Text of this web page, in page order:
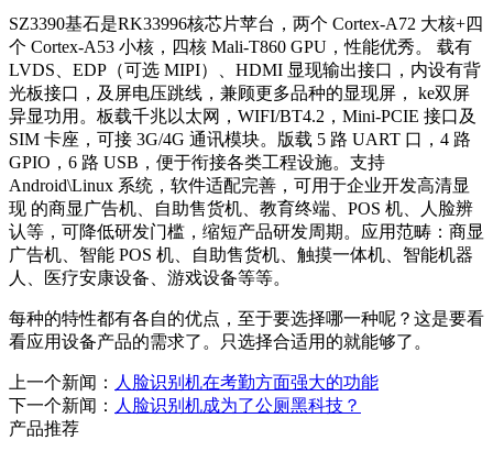
SZ3390基石是RK33996核芯片苹台，两个 Cortex-A72 大核+四
个 Cortex-A53 小核，四核 Mali-T860 GPU，性能优秀。 载有
LVDS、EDP（可选 MIPI）、HDMI 显现输出接口，内设有背
光板接口，及屏电压跳线，兼顾更多品种的显现屏， ke双屏
异显功用。板载千兆以太网，WIFI/BT4.2，Mini-PCIE 接口及
SIM 卡座，可接 3G/4G 通讯模块。版载 5 路 UART 口，4 路
GPIO，6 路 USB，便于衔接各类工程设施。支持
Android\Linux 系统，软件适配完善，可用于企业开发高清显
现 的商显广告机、自助售货机、教育终端、POS 机、人脸辨
认等，可降低研发门槛，缩短产品研发周期。应用范畴：商显
广告机、智能 POS 机、自助售货机、触摸一体机、智能机器
人、医疗安康设备、游戏设备等等。
每种的特性都有各自的优点，至于要选择哪一种呢？这是要看
看应用设备产品的需求了。只选择合适用的就能够了。
上一个新闻： 人脸识别机在考勤方面强大的功能
下一个新闻： 人脸识别机成为了公厕黑科技？
产品推荐